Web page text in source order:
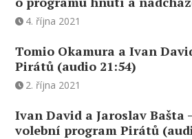
4. října 2021
Tomio Okamura a Ivan
Pirátů (audio 21:54)
2. října 2021
Ivan David a Jaroslav Bašta
volební program Pirátů